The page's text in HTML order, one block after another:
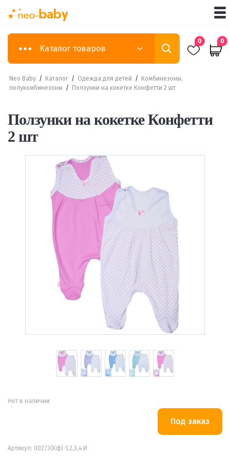
Каталог товаров
0 0
Neo Baby / Каталог / Одежда для детей /
Комбинезоны,
полукомбинезоны / Ползунки на кокетке Конфетти 2 шт
Ползунки на кокетке Конфетти
2 шт
Нет в наличии
Артикул: 002/3(Кф)-1,2,3,4 И